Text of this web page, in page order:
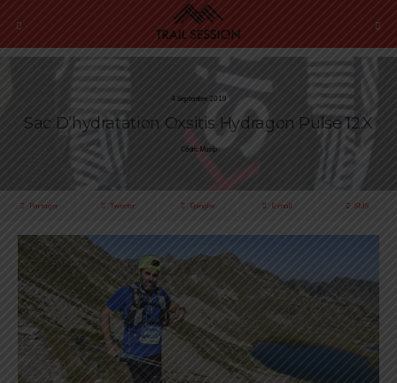
4 Septembre 2019
Sac D’hydratation Oxsitis Hydragon Pulse 12.X
Cédric Masip
Partager Tweeter Épingler E-mail SMS